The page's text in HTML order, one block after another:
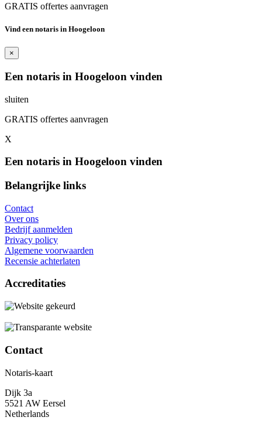
GRATIS offertes aanvragen
Vind een notaris in Hoogeloon
×
Een notaris in Hoogeloon vinden
sluiten
GRATIS offertes aanvragen
X
Een notaris in Hoogeloon vinden
Belangrijke links
Contact
Over ons
Bedrijf aanmelden
Privacy policy
Algemene voorwaarden
Recensie achterlaten
Accreditaties
Contact
Notaris-kaart
Dijk 3a
5521 AW Eersel
Netherlands